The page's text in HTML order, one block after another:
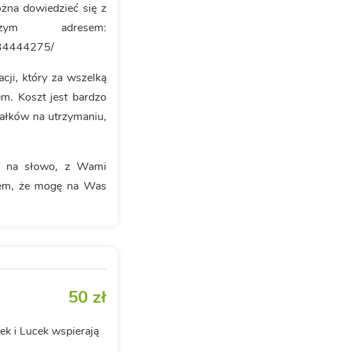
dowiedzieć się z
adresem:
który za wszelką
Koszt jest bardzo
na utrzymaniu,
na słowo, z Wami
że mogę na Was
50 zł
i Lucek wspierają